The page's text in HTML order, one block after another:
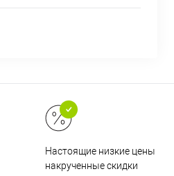
Настоящие низкие цены и
накрученные скидки